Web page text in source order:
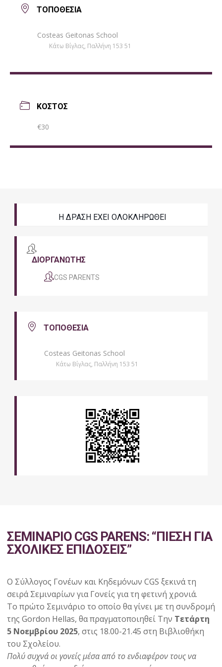
ΤΟΠΟΘΕΣΙΑ
Costeas Geitonas School
Κάτω Βίγλας, Παλλήνη 153 51
ΚΟΣΤΟΣ
€30
Η ΔΡΑΣΗ ΕΧΕΙ ΟΛΟΚΛΗΡΩΘΕΙ
ΔΙΟΡΓΑΝΩΤΗΣ
CGS PARENTS
ΤΟΠΟΘΕΣΙΑ
Costeas Geitonas School
Κάτω Βίγλας, Παλλήνη 153 51
ΣΕΜΙΝΑΡΙΟ CGS PARENS: “ΠΙΕΣΗ ΓΙΑ
ΣΧΟΛΙΚΕΣ ΕΠΙΔΟΣΕΙΣ”
Ο Σύλλογος Γονέων και Κηδεμόνων CGS ξεκινά τη
σειρά Σεμιναρίων για Γονείς για τη φετινή χρονιά.
Το πρώτο Σεμινάριο το οποίο θα γίνει με τη συνδρομή
της Gordon Hellas, θα πραγματοποιηθεί Την Τετάρτη
5 Νοεμβρίου 2025, στις 18.00-21.45 στη Βιβλιοθήκη
του Σχολείου.
Πολύ συχνά οι γονείς μέσα από το ενδιαφέρον τους να